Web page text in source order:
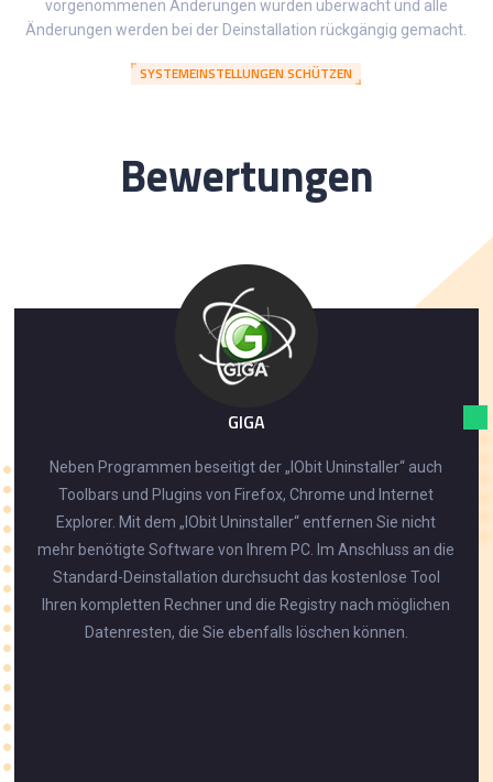
vorgenommenen Änderungen wurden überwacht und alle
Änderungen werden bei der Deinstallation rückgängig gemacht.
SYSTEMEINSTELLUNGEN SCHÜTZEN
Bewertungen
GIGA
Neben Programmen beseitigt der „IObit Uninstaller“ auch
Toolbars und Plugins von Firefox, Chrome und Internet
Explorer. Mit dem „IObit Uninstaller“ entfernen Sie nicht
mehr benötigte Software von Ihrem PC. Im Anschluss an die
Standard-Deinstallation durchsucht das kostenlose Tool
Ihren kompletten Rechner und die Registry nach möglichen
Datenresten, die Sie ebenfalls löschen können.